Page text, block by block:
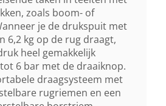
zoals boom- of
je de drukspuit met
6,2 kg op de rug draagt,
heel gemakkelijk
6 bar met de draaiknop.
draagsysteem met
rugriemen en een
Lwa